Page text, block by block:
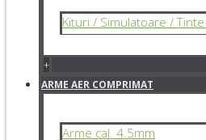
Kituri / Simulatoare /
+
ARME AER COMPRIMAT
Arme cal. 4.5mm